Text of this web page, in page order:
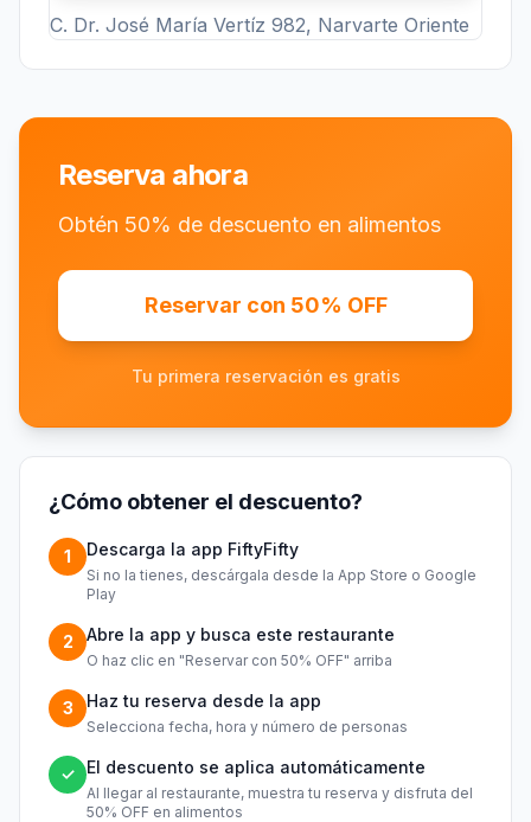
C. Dr. José María Vertíz 982, Narvarte Oriente
Reserva ahora
Obtén 50% de descuento en alimentos
Reservar con 50% OFF
Tu primera reservación es gratis
¿Cómo obtener el descuento?
1 Descarga la app FiftyFifty
Si no la tienes, descárgala desde la App Store o Google
Play
2 Abre la app y busca este restaurante
O haz clic en "Reservar con 50% OFF" arriba
3 Haz tu reserva desde la app
Selecciona fecha, hora y número de personas
✓ El descuento se aplica automáticamente
Al llegar al restaurante, muestra tu reserva y disfruta del
50% OFF en alimentos